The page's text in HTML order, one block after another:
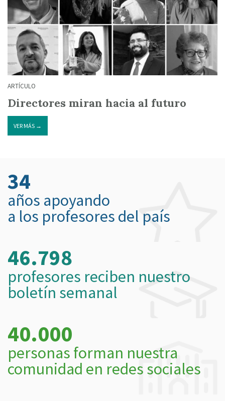
ARTÍCULO
Directores miran hacia al futuro
VER MÁS →
34
años apoyando
a los profesores del país
46.798
profesores reciben nuestro
boletín semanal
40.000
personas forman nuestra
comunidad en redes sociales